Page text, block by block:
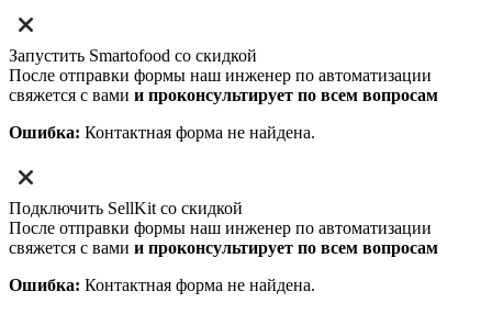
Запустить Smartofood со скидкой
После отправки формы наш инженер по автоматизации
свяжется с вами и проконсультирует по всем вопросам
Ошибка: Контактная форма не найдена.
Подключить SellKit со скидкой
После отправки формы наш инженер по автоматизации
свяжется с вами и проконсультирует по всем вопросам
Ошибка: Контактная форма не найдена.